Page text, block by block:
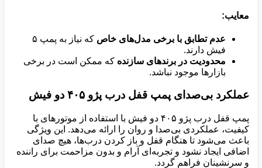
معایب:
عدم تطابق با برخی مدل‌های خاص
که نیاز به پمپ ۵
فیش دارند.
محدودیت در برندهای سازنده که ممکن است در برخی
بازارها موجود نباشد.
عملکرد بی‌صدای پمپ قفل درب پژو ۴۰۵ دو فیش
پمپ قفل درب پژو ۴۰۵ دو فیش با استفاده از موتورهای با
کیفیت، عملکردی بی‌صدا و روان را ارائه می‌دهد. این ویژگی
باعث می‌شود تا هنگام قفل و باز کردن درب‌ها، هیچ صدای
اضافی ایجاد نشود و تجربه‌ای آرام و بدون مزاحمت برای راننده
و سرنشینان فراهم گردد.